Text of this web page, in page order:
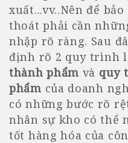
xuất...vv..Nên để
thoát phải cần
nhập rõ ràng. Sau
định rõ 2 quy trình
thành phẩm và quy
phẩm của doanh
có những bước rõ
nhân sự kho có thể
tốt hàng hóa của